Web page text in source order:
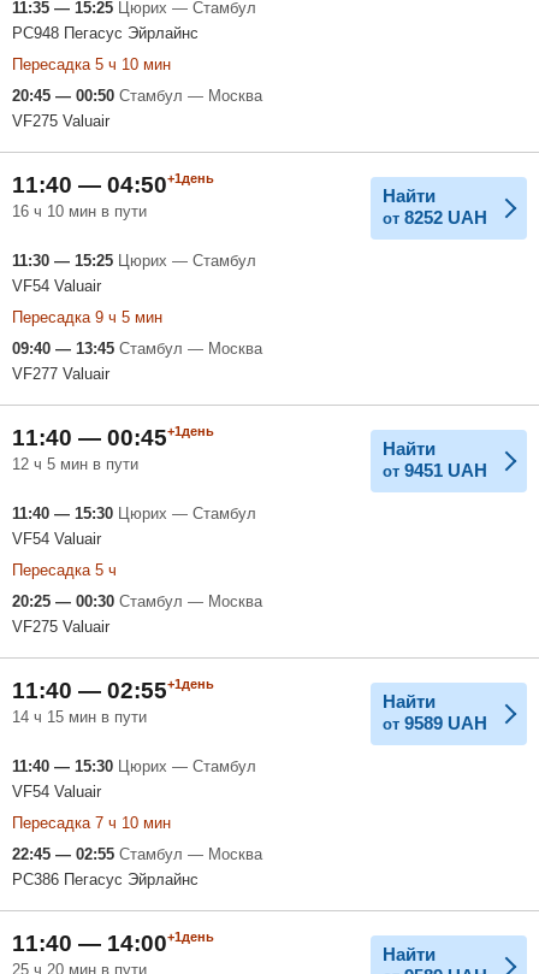
11:35 — 15:25 Цюрих — Стамбул
PC948 Пегасус Эйрлайнс
Пересадка 5 ч 10 мин
20:45 — 00:50 Стамбул — Москва
VF275 Valuair
11:40 — 04:50+1день
16 ч 10 мин в пути
Найти
от 8252 UAH
11:30 — 15:25 Цюрих — Стамбул
VF54 Valuair
Пересадка 9 ч 5 мин
09:40 — 13:45 Стамбул — Москва
VF277 Valuair
11:40 — 00:45+1день
12 ч 5 мин в пути
Найти
от 9451 UAH
11:40 — 15:30 Цюрих — Стамбул
VF54 Valuair
Пересадка 5 ч
20:25 — 00:30 Стамбул — Москва
VF275 Valuair
11:40 — 02:55+1день
14 ч 15 мин в пути
Найти
от 9589 UAH
11:40 — 15:30 Цюрих — Стамбул
VF54 Valuair
Пересадка 7 ч 10 мин
22:45 — 02:55 Стамбул — Москва
PC386 Пегасус Эйрлайнс
11:40 — 14:00+1день
25 ч 20 мин в пути
Найти